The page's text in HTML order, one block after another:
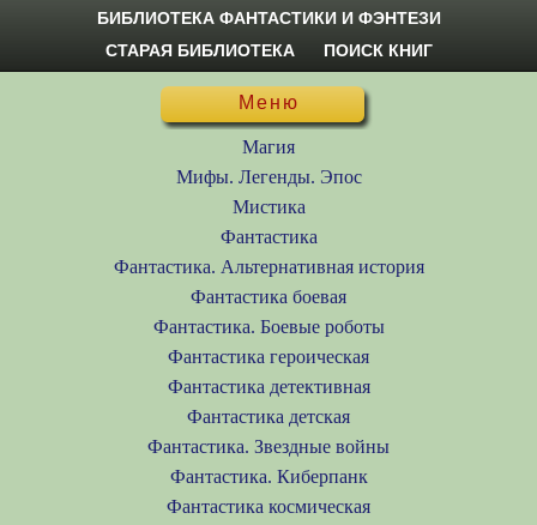
БИБЛИОТЕКА ФАНТАСТИКИ И ФЭНТЕЗИ
СТАРАЯ БИБЛИОТЕКА
ПОИСК КНИГ
Меню
Магия
Мифы. Легенды. Эпос
Мистика
Фантастика
Фантастика. Альтернативная история
Фантастика боевая
Фантастика. Боевые роботы
Фантастика героическая
Фантастика детективная
Фантастика детская
Фантастика. Звездные войны
Фантастика. Киберпанк
Фантастика космическая